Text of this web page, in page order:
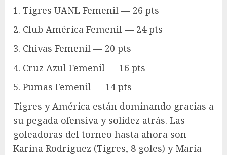
1. Tigres UANL Femenil — 26 pts
2. Club América Femenil — 24 pts
3. Chivas Femenil — 20 pts
4. Cruz Azul Femenil — 16 pts
5. Pumas Femenil — 14 pts
Tigres y América están dominando gracias a
su pegada ofensiva y solidez atrás. Las
goleadoras del torneo hasta ahora son
Karina Rodriguez (Tigres, 8 goles) y María